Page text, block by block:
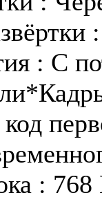
: С
: